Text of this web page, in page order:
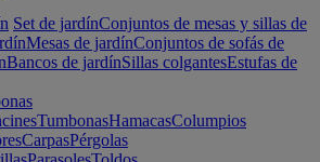
Set de jardínConjuntos de mesas y sillas de
Mesas de jardínConjuntos de sofás de
Bancos de jardínSillas colgantesEstufas de
TumbonasHamacasColumpios
CarpasPérgolas